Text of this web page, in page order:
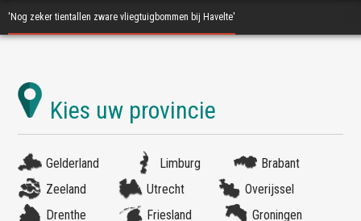
'Nog zeker tientallen zware vliegtuigbommen bij Havelte'
Gelderland Limburg
Brabant
Zeeland
Utrecht
Overijssel
Drenthe
Friesland
Groningen